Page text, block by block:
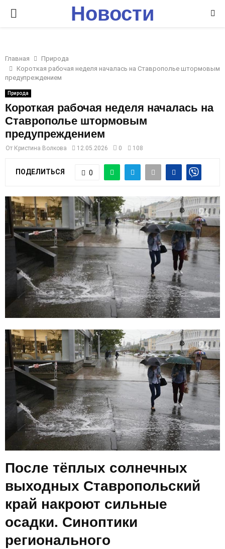
P
I
M
A
R
Y
M
E
U
Новости
Главная
Природа
Короткая рабочая неделя началась на Ставрополье штормовым
предупреждением
Природа
Короткая рабочая неделя началась на
Ставрополье штормовым
предупреждением
От Кристина Волкова 12.05.2026 0 108
ПОДЕЛИТЬСЯ 0
После тёплых солнечных
выходных Ставропольский
край накроют сильные
осадки. Синоптики
регионального